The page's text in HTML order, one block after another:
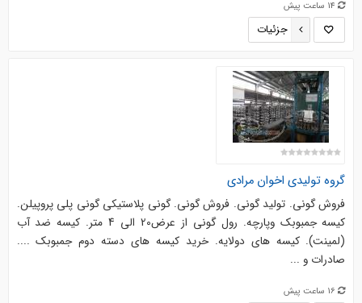
14 ساعت پیش
جزئیات
گروه تولیدی اخوان مرادی
فروش گونی. تولید گونی. فروش گونی. گونی پلاستیکی گونی پلی پروپیلن.
کیسه جمبوبک وپارچه. رول گونی از عرض20 الی 4 متر. کیسه ضد آب
(لمینت). کیسه های دولایه. خرید کیسه های دسته دوم جمبوبک ....
صادرات و ...
16 ساعت پیش